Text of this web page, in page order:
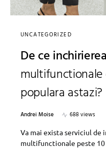
UNCATEGORIZED
De ce
populara astazi?
Andrei Moise
688 views
Va mai exista serviciul
multifunctionale peste 10